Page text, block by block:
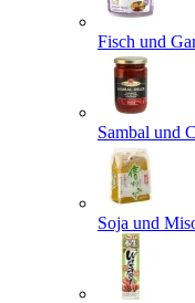
Fisch und
Sambal und
Soja und